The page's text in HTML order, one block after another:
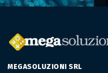
MEGASOLUZIONI SRL